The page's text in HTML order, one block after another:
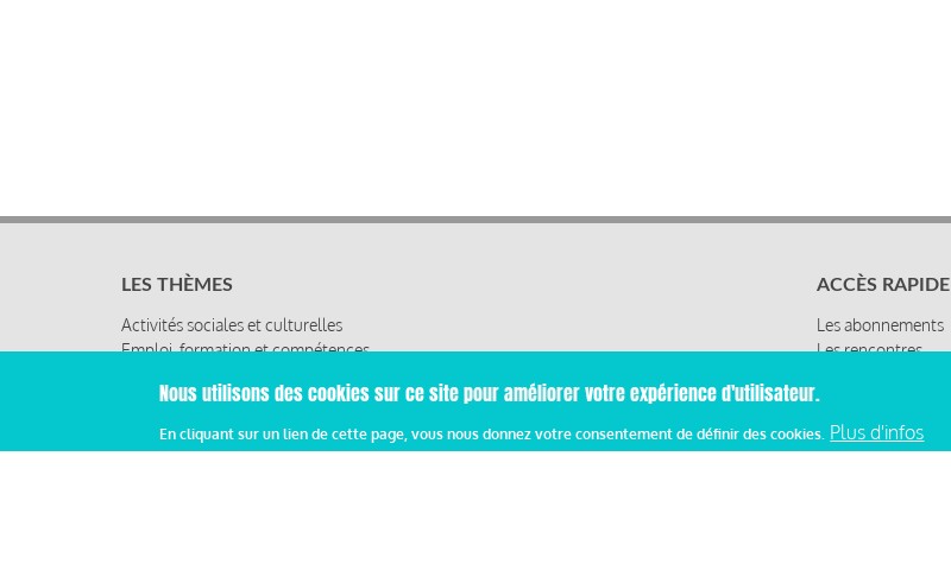
LES THÈMES
Activités sociales et culturelles
Emploi, formation et compétences
Protection sociale
Relations sociales
Rémunération globale & partage de la performance
ACCÈS RAPIDE
Les abonnements
Les rencontres
Nous utilisons des cookies sur ce site pour améliorer votre expérience d'utilisateur.
En cliquant sur un lien de cette page, vous nous donnez votre consentement de définir des cookies. Plus d'infos